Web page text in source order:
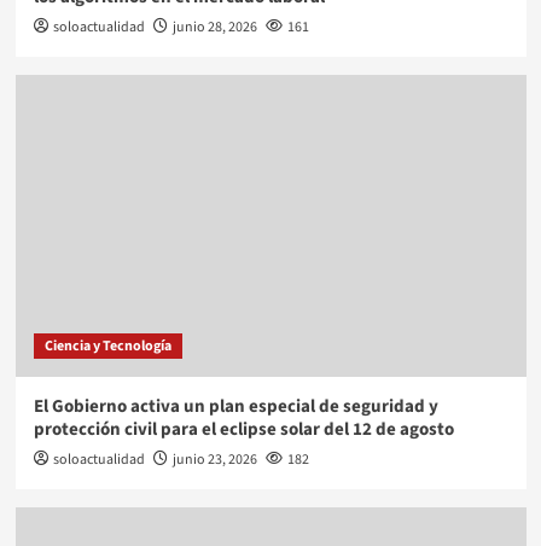
soloactualidad junio 28, 2026 161
Ciencia y Tecnología
El Gobierno activa un plan especial de seguridad y
protección civil para el eclipse solar del 12 de agosto
soloactualidad junio 23, 2026 182